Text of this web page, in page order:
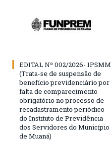
EDITAL Nº 002/2026- IPSMM
(Trata-se de suspensão de
benefício previdenciário por
falta de comparecimento
obrigatório no processo de
recadastramento periódico
do Instituto de Previdência
dos Servidores do Município
de Muaná)